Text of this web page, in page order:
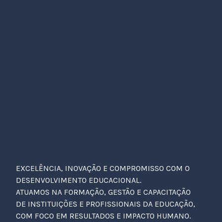
EXCELÊNCIA, INOVAÇÃO E COMPROMISSO COM O
DESENVOLVIMENTO EDUCACIONAL.
ATUAMOS NA FORMAÇÃO, GESTÃO E CAPACITAÇÃO
DE INSTITUIÇÕES E PROFISSIONAIS DA EDUCAÇÃO,
COM FOCO EM RESULTADOS E IMPACTO HUMANO.